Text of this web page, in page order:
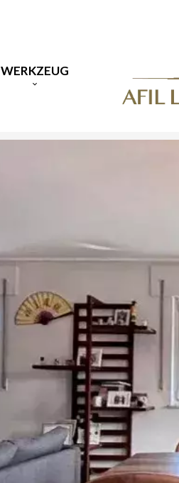
WERKZEUG